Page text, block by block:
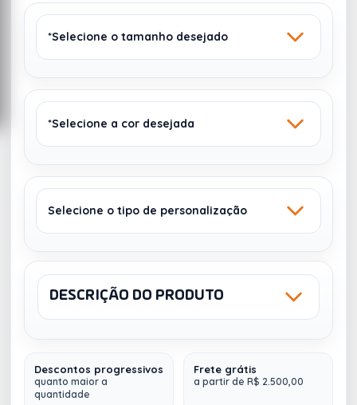
*Selecione o tamanho desejado
*Selecione a cor desejada
20 Sem estoque
Selecione o tipo de personalização
DESCRIÇÃO DO PRODUTO
Necessaire PVC Impermeável, possui forro interno
em poliéster e alça lateral externa para transporte.
Descontos progressivos
quanto maior a
quantidade
Frete grátis
a partir de R$ 2.500,00